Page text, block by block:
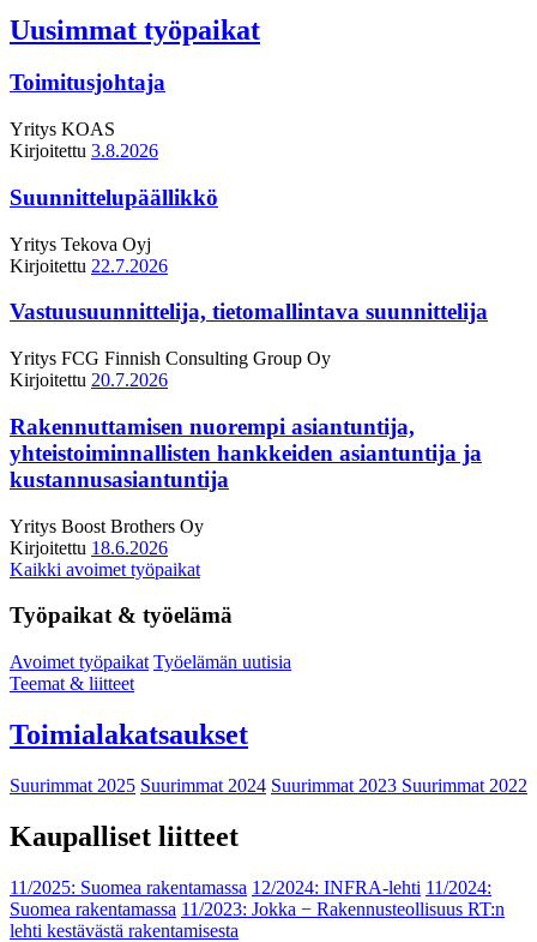
Uusimmat työpaikat
Toimitusjohtaja
Yritys KOAS
Kirjoitettu 3.8.2026
Suunnittelupäällikkö
Yritys Tekova Oyj
Kirjoitettu 22.7.2026
Vastuusuunnittelija, tietomallintava suunnittelija
Yritys FCG Finnish Consulting Group Oy
Kirjoitettu 20.7.2026
Rakennuttamisen nuorempi asiantuntija,
yhteistoiminnallisten hankkeiden asiantuntija ja
kustannusasiantuntija
Yritys Boost Brothers Oy
Kirjoitettu 18.6.2026
Kaikki avoimet työpaikat
Työpaikat & työelämä
Avoimet työpaikat Työelämän uutisia
Teemat & liitteet
Toimialakatsaukset
Suurimmat 2025 Suurimmat 2024 Suurimmat 2023 Suurimmat 2022
Kaupalliset liitteet
11/2025: Suomea rakentamassa 12/2024: INFRA-lehti 11/2024:
Suomea rakentamassa 11/2023: Jokka − Rakennusteollisuus RT:n
lehti kestävästä rakentamisesta